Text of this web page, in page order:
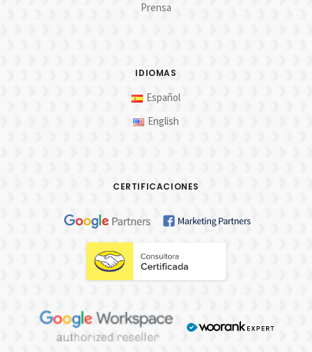
Prensa
IDIOMAS
Español
English
CERTIFICACIONES